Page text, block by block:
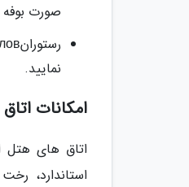
صورت بوفه
نمایید.
امکانات
اتاق های
استاندارد،